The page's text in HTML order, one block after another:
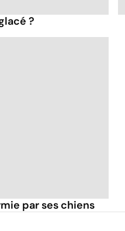
?
par ses chiens